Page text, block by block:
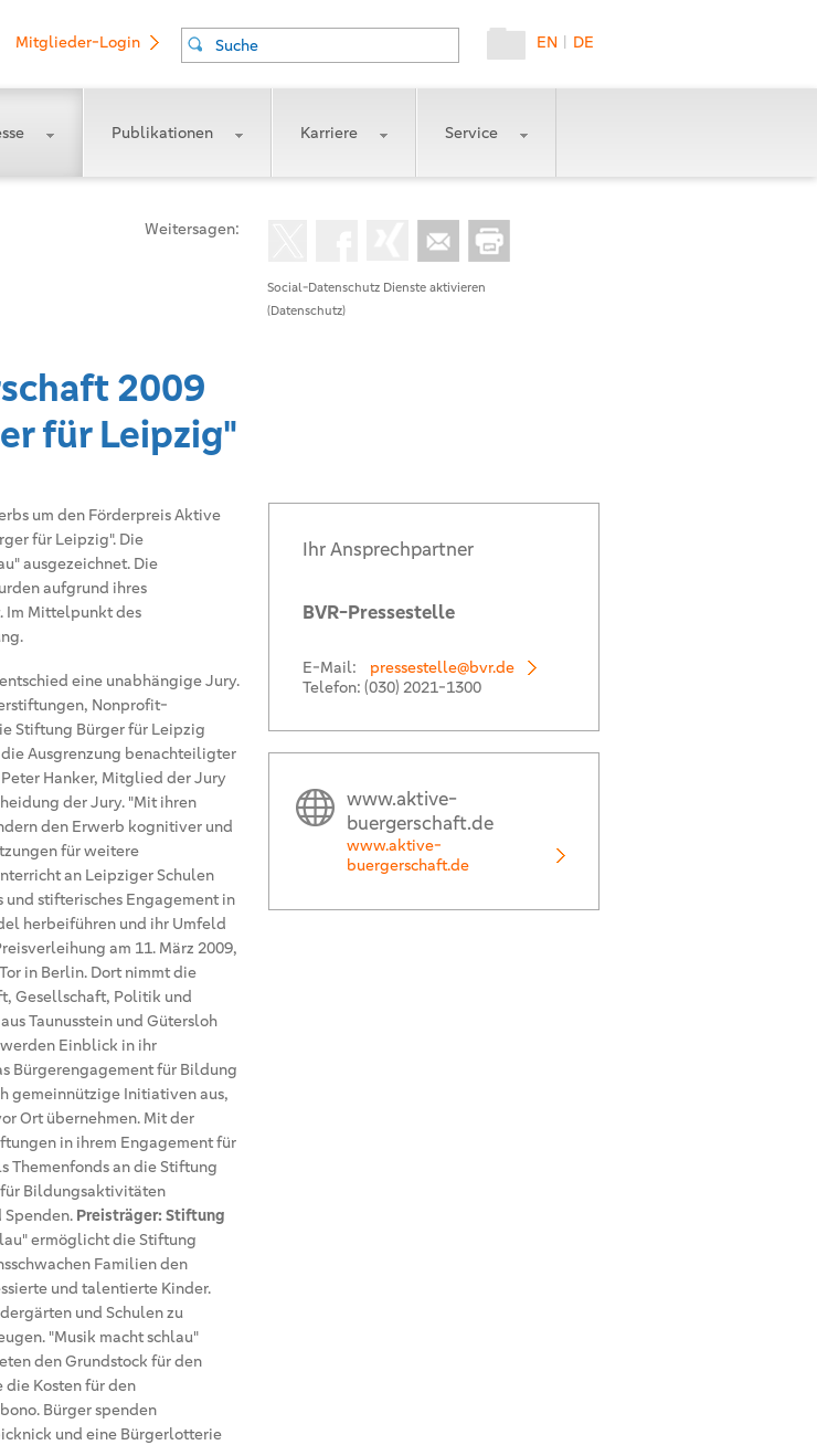
DE
|
EN
Suche
Mitglieder-Login
Publikationen Karriere Service
Social-Datenschutz Dienste aktivieren
(Datenschutz)
Weitersagen:
2009
für Leipzig"
um den Förderpreis Aktive
für Leipzig". Die
ausgezeichnet. Die
aufgrund ihres
Im Mittelpunkt des
eine unabhängige Jury.
Nonprofit-
Stiftung Bürger für Leipzig
Ausgrenzung benachteiligter
Hanker, Mitglied der Jury
der Jury. "Mit ihren
den Erwerb kognitiver und
für weitere
an Leipziger Schulen
stifterisches Engagement in
herbeiführen und ihr Umfeld
am 11. März 2009,
in Berlin. Dort nimmt die
Gesellschaft, Politik und
Taunusstein und Gütersloh
Einblick in ihr
Bürgerengagement für Bildung
gemeinnützige Initiativen aus,
Ort übernehmen. Mit der
in ihrem Engagement für
Themenfonds an die Stiftung
Bildungsaktivitäten
Spenden. Preisträger: Stiftung
ermöglicht die Stiftung
Familien den
und talentierte Kinder.
und Schulen zu
"Musik macht schlau"
den Grundstock für den
die Kosten für den
Bürger spenden
und eine Bürgerlotterie
Ihr Ansprechpartner
BVR-Pressestelle
E-Mail:
pressestelle@bvr.de
Telefon: (030) 2021-1300
www.aktive-
buergerschaft.de
www.aktive-
buergerschaft.de